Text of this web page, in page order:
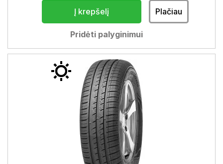
Į krepšelį Plačiau
Pridėti palyginimui